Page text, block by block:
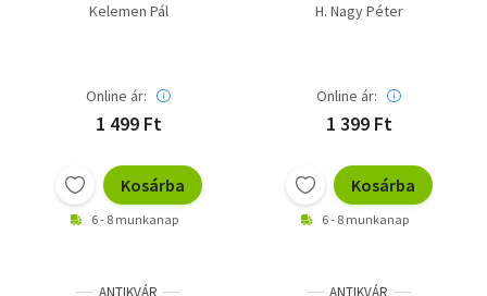
Kelemen Pál
Online ár:
1 499 Ft
Kosárba
6 - 8 munkanap
H. Nagy Péter
Online ár:
1 399 Ft
Kosárba
6 - 8 munkanap
ANTIKVÁR ANTIKVÁR